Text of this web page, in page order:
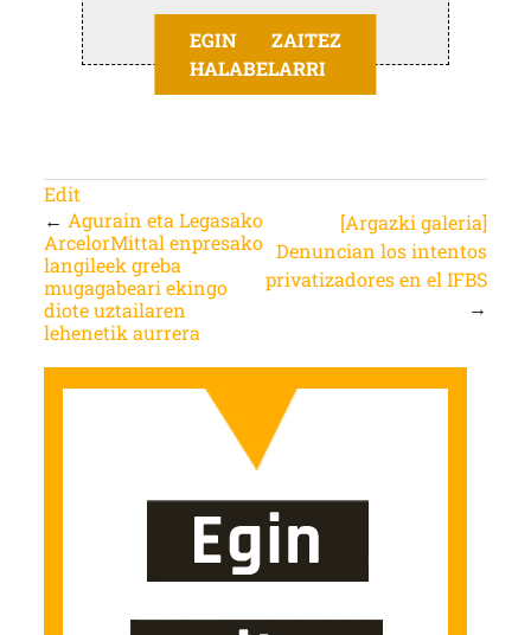
EGIN ZAITEZ
HALABELARRI
Edit
← Agurain eta Legasako
ArcelorMittal enpresako
langileek greba
mugagabeari ekingo
diote uztailaren
lehenetik aurrera
[Argazki galeria]
Denuncian los intentos
privatizadores en el IFBS
→